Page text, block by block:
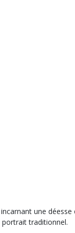
une
traditionnel.